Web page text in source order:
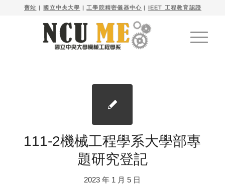
舊站 | 國立中央大學 | 工學院精密儀器中心 | IEET 工程教育認證
111-2機械工程學系大學部專
題研究登記
2023 年 1 月 5 日